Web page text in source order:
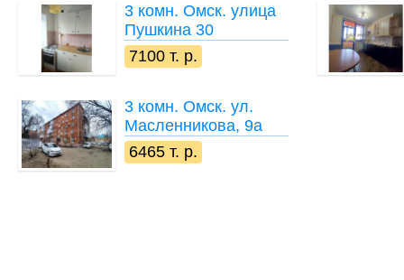
3 комн. Омск. улица
Пушкина 30
7100 т. р.
3 комн. Омск. ул.
Масленникова, 9а
6465 т. р.